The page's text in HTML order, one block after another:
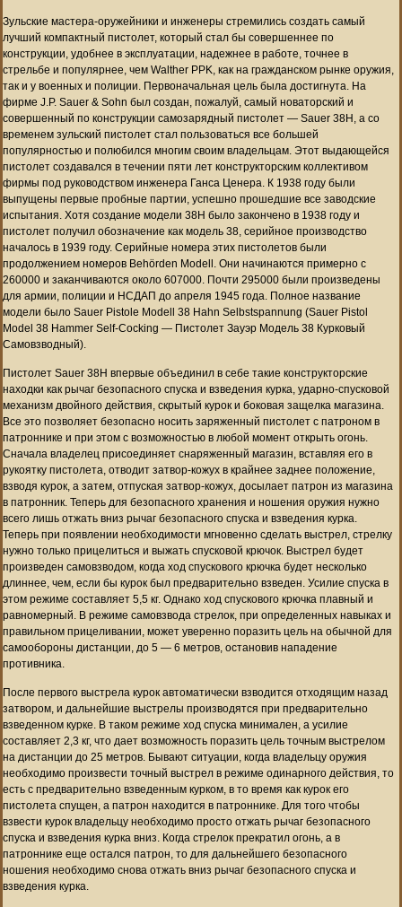
Зульские мастера-оружейники и инженеры стремились создать самый
лучший компактный пистолет, который стал бы совершеннее по
конструкции, удобнее в эксплуатации, надежнее в работе, точнее в
стрельбе и популярнее, чем Walther PPK, как на гражданском рынке оружия,
так и у военных и полиции. Первоначальная цель была достигнута. На
фирме J.P. Sauer & Sohn был создан, пожалуй, самый новаторский и
совершенный по конструкции самозарядный пистолет — Sauer 38H, а со
временем зульский пистолет стал пользоваться все большей
популярностью и полюбился многим своим владельцам. Этот выдающейся
пистолет создавался в течении пяти лет конструкторским коллективом
фирмы под руководством инженера Ганса Ценера. К 1938 году были
выпущены первые пробные партии, успешно прошедшие все заводские
испытания. Хотя создание модели 38H было закончено в 1938 году и
пистолет получил обозначение как модель 38, серийное производство
началось в 1939 году. Серийные номера этих пистолетов были
продолжением номеров Behörden Modell. Они начинаются примерно с
260000 и заканчиваются около 607000. Почти 295000 были произведены
для армии, полиции и НСДАП до апреля 1945 года. Полное название
модели было Sauer Pistole Modell 38 Hahn Selbstspannung (Sauer Pistol
Model 38 Hammer Self-Cocking — Пистолет Зауэр Модель 38 Курковый
Самовзводный).
Пистолет Sauer 38H впервые объединил в себе такие конструкторские
находки как рычаг безопасного спуска и взведения курка, ударно-спусковой
механизм двойного действия, скрытый курок и боковая защелка магазина.
Все это позволяет безопасно носить заряженный пистолет с патроном в
патроннике и при этом с возможностью в любой момент открыть огонь.
Сначала владелец присоединяет снаряженный магазин, вставляя его в
рукоятку пистолета, отводит затвор-кожух в крайнее заднее положение,
взводя курок, а затем, отпуская затвор-кожух, досылает патрон из магазина
в патронник. Теперь для безопасного хранения и ношения оружия нужно
всего лишь отжать вниз рычаг безопасного спуска и взведения курка.
Теперь при появлении необходимости мгновенно сделать выстрел, стрелку
нужно только прицелиться и выжать спусковой крючок. Выстрел будет
произведен самовзводом, когда ход спускового крючка будет несколько
длиннее, чем, если бы курок был предварительно взведен. Усилие спуска в
этом режиме составляет 5,5 кг. Однако ход спускового крючка плавный и
равномерный. В режиме самовзвода стрелок, при определенных навыках и
правильном прицеливании, может уверенно поразить цель на обычной для
самообороны дистанции, до 5 — 6 метров, остановив нападение
противника.
После первого выстрела курок автоматически взводится отходящим назад
затвором, и дальнейшие выстрелы производятся при предварительно
взведенном курке. В таком режиме ход спуска минимален, а усилие
составляет 2,3 кг, что дает возможность поразить цель точным выстрелом
на дистанции до 25 метров. Бывают ситуации, когда владельцу оружия
необходимо произвести точный выстрел в режиме одинарного действия, то
есть с предварительно взведенным курком, в то время как курок его
пистолета спущен, а патрон находится в патроннике. Для того чтобы
взвести курок владельцу необходимо просто отжать рычаг безопасного
спуска и взведения курка вниз. Когда стрелок прекратил огонь, а в
патроннике еще остался патрон, то для дальнейшего безопасного
ношения необходимо снова отжать вниз рычаг безопасного спуска и
взведения курка.